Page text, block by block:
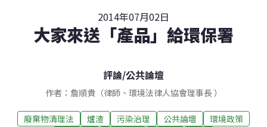
2014年07月02日
大家來送「產品」給環保署
評論/公共論壇
作者：詹順貴（律師、環境法律人協會理事長 ）
廢棄物清理法 爐渣 污染治理 公共論壇
環境政策